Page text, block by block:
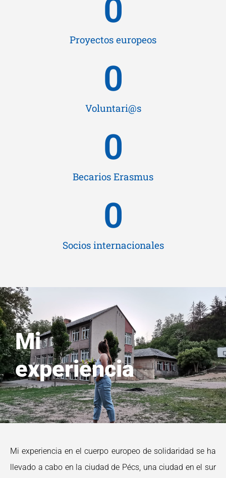
Proyectos europeos
0
Voluntari@s
0
Becarios Erasmus
0
Socios internacionales
0
Mi
experiencia
Mi experiencia en el cuerpo europeo de solidaridad se ha
llevado a cabo en la ciudad de Pécs, una ciudad en el sur